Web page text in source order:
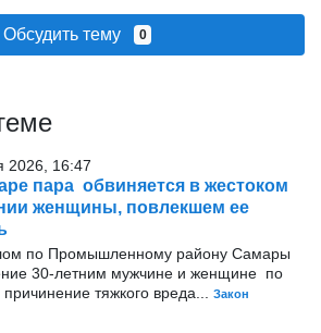
Обсудить тему 0
2026, 16:47
пара обвиняется в жестоком
женщины, повлекшем ее
по Промышленному району Самары
30-летним мужчине и женщине по
тяжкого вреда...
Закон